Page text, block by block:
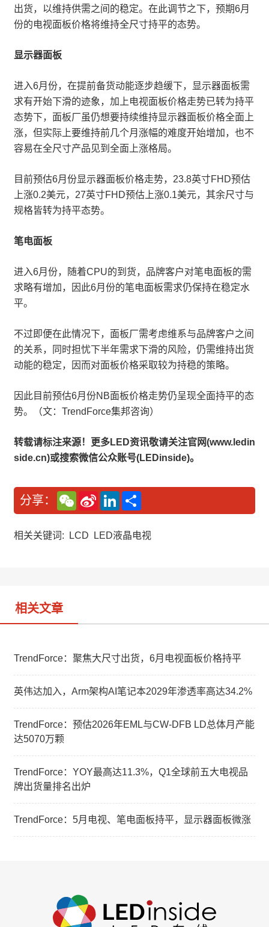
出货，以维持供需之间的稳定。在此调节之下，预期6月
份的电视面板价格将维持全尺寸持平的态势。
显示器面板
进入6月份，在提前备货动能逐步趋缓下，显示器面板需
求有开始下滑的迹象，加上电视面板价格走势已转为持平
态势下，面板厂虽仍想要持续维持显示器面板价格全面上
涨，但实际上要维持前几个月涨幅的难度开始增加，也不
容易在全尺寸产品见到全面上涨格局。
目前预估6月份显示器面板价格走势，23.8英寸FHD预估
上涨0.2美元，27英寸FHD预估上涨0.1美元，其余尺寸与
规格皆转为持平态势。
笔电面板
进入6月份，随着CPU的到货，品牌客户对笔电面板的需
求略有增加，因此6月份的笔电面板需求仍保持在稳定水
平。
不过即便在此情况下，面板厂需考虑维系与品牌客户之间
的关系，同时担忧下半年需求下滑的风险，仍需维持出货
动能的稳定，因而对面板价格采取较为持稳的策略。
因此目前预估6月份NB面板价格走势仍呈现全面持平的态
势。（文：TrendForce集邦咨询）
转载请标注来源！更多LED资讯敬请关注官网(www.ledin
side.cn)或搜索微信公众账号(LEDinside)。
分享：
W
e
C
a
S
n
W
L
n
e
相关关键词: LCD LED液晶电视
相关文章
TrendForce：聚焦大尺寸出货，6月电视面板价格持平
英伟达加入，Arm架构AI笔记本2029年渗透率高达34.2%
TrendForce：预估2026年EML与CW-DFB LD总体月产能
达5070万颗
TrendForce：YOY最高达11.3%，Q1全球前五大电视品
牌出货量排名出炉
TrendForce：5月电视、笔电面板持平，显示器面板微涨